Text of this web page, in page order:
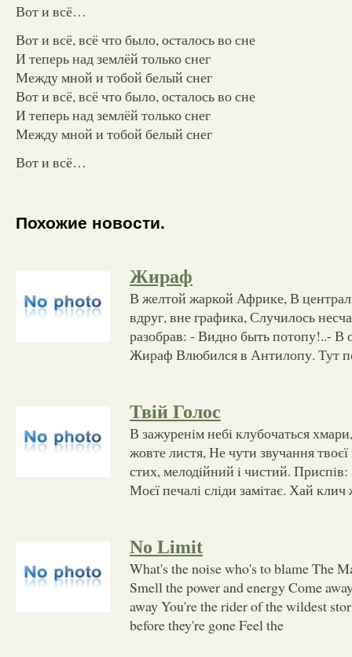
Вот и всё…
Вот и всё, всё что было, осталось во сне
И теперь над землёй только снег
Между мной и тобой белый снег
Вот и всё, всё что было, осталось во сне
И теперь над землёй только снег
Между мной и тобой белый снег
Вот и всё…
Похожие новости.
Жираф
В желтой жаркой Африке, В
вдруг, вне графика, Случилось
разобрав: - Видно быть потопу!..- В
Жираф Влюбился в Антилопу. Тут
Твій Голос
В зажуренiм небi клубочаться
жовте листя, Не чути звучання
стих, мелодiйний i чистий. Приспiв:
Моєї печалi слiди замiтає. Хай клич
No Limit
What's the noise who's to blame The
Smell the power and energy Come
away You're the rider of the wildest
before they're gone Feel the